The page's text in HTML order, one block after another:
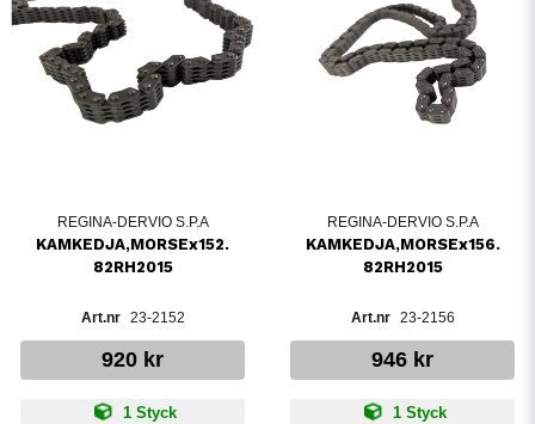
REGINA-DERVIO S.P.A
KAMKEDJA,MORSEx152.
82RH2015
23-2152
920 kr
1 Styck
REGINA-DERVIO S.P.A
KAMKEDJA,MORSEx156.
82RH2015
23-2156
946 kr
1 Styck